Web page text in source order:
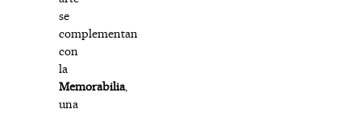
se
complementan
con
la
Memorabilia,
una